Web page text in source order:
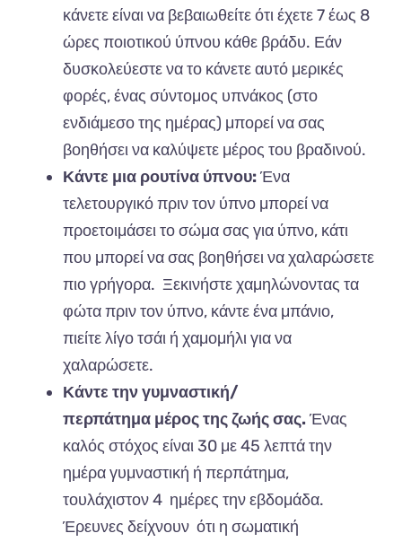
κάνετε είναι να βεβαιωθείτε ότι έχετε 7 έως 8
ώρες ποιοτικού ύπνου κάθε βράδυ. Εάν
δυσκολεύεστε να το κάνετε αυτό μερικές
φορές, ένας σύντομος υπνάκος (στο
ενδιάμεσο της ημέρας) μπορεί να σας
βοηθήσει να καλύψετε μέρος του βραδινού.
Κάντε μια ρουτίνα ύπνου:Ένα
τελετουργικό πριν τον ύπνο μπορεί να
προετοιμάσει το σώμα σας για ύπνο, κάτι
που μπορεί να σας βοηθήσει να χαλαρώσετε
πιο γρήγορα. Ξεκινήστε χαμηλώνοντας τα
φώτα πριν τον ύπνο, κάντε ένα μπάνιο,
πιείτε λίγο τσάι ή χαμομήλι για να
χαλαρώσετε.
Κάντε την γυμναστική/
περπάτημα μέρος της ζωής σας.Ένας
καλός στόχος είναι 30 με 45 λεπτά την
ημέρα γυμναστική ή περπάτημα,
τουλάχιστον 4 ημέρες την εβδομάδα.
Έρευνες δείχνουν ότι η σωματική